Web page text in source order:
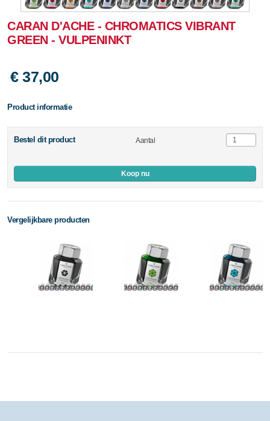
CARAN D'ACHE - CHROMATICS VIBRANT
GREEN - VULPENINKT
€ 37,00
Product informatie
Bestel dit product Aantal
Koop nu
Vergelijkbare producten